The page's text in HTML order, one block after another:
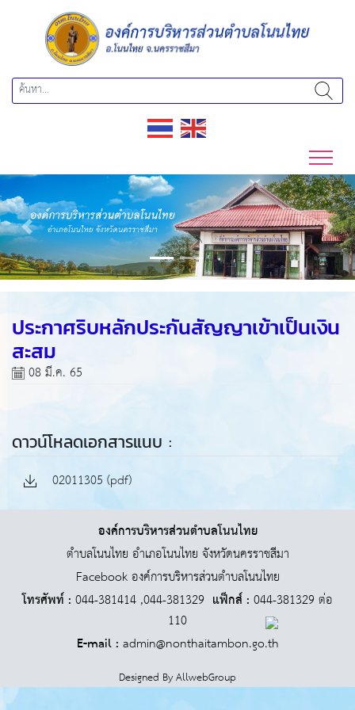
Previous Next
ประกาศริบหลักประกันสัญญาเข้าเป็นเงิน
สะสม
08 มี.ค. 65
ดาวน์โหลดเอกสารแนบ :
02011305 (pdf)
องค์การบริหารส่วนตำบลโนนไทย
ตำบลโนนไทย อำเภอโนนไทย จังหวัดนครราชสีมา
Facebook องค์การบริหารส่วนตำบลโนนไทย
โทรศัพท์ : 044-381414 ,044-381329 แฟ็กส์ : 044-381329 ต่อ
110
E-mail : admin@nonthaitambon.go.th
Designed ByAllwebGroup